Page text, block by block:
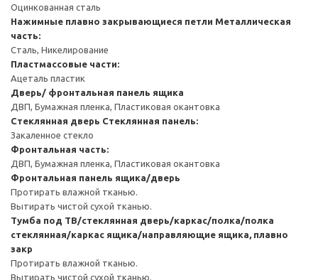
Оцинкованная сталь
Нажимные плавно закрывающиеся петли Металлическая
часть:
Сталь, Никелирование
Пластмассовые части:
Ацеталь пластик
Дверь/ фронтальная панель ящика
ДВП, Бумажная пленка, Пластиковая окантовка
Стеклянная дверь Стеклянная панель:
Закаленное стекло
Фронтальная часть:
ДВП, Бумажная пленка, Пластиковая окантовка
Фронтальная панель ящика/дверь
Протирать влажной тканью.
Вытирать чистой сухой тканью.
Тумба под ТВ/стеклянная дверь/каркас/полка/полка
стеклянная/каркас ящика/направляющие ящика, плавно
закр
Протирать влажной тканью.
Вытирать чистой сухой тканью.